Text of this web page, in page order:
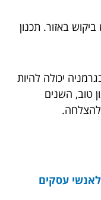
באזור. תכנון
יכולה להיות
טוב, השנים
עסקים